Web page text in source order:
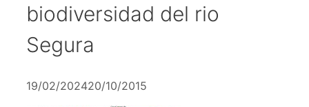
biodiversidad del rio
Segura
19/02/202420/10/2015